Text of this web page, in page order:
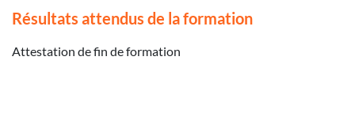
Résultats attendus de la formation
Attestation de fin de formation